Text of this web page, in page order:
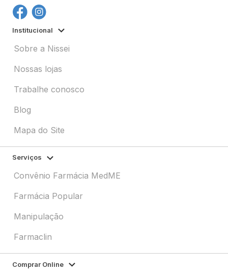
Institucional
Sobre a Nissei
Nossas lojas
Trabalhe conosco
Blog
Mapa do Site
Serviços
Convênio Farmácia MedME
Farmácia Popular
Manipulação
Farmaclin
Comprar Online